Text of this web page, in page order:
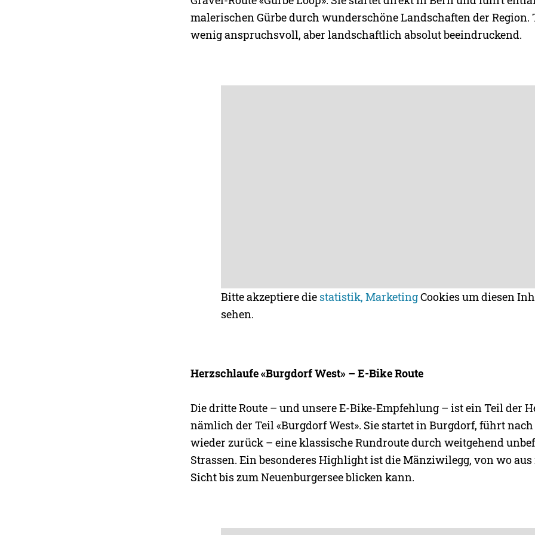
malerischen Gürbe durch wunderschöne Landschaften der Region.
wenig anspruchsvoll, aber landschaftlich absolut beeindruckend.
Bitte akzeptiere die statistik, MarketingCookies um diesen
sehen.
Herzschlaufe «Burgdorf West» – E-Bike Route
Die dritte Route – und unsere E-Bike-Empfehlung – ist ein Teil der
nämlich der Teil «Burgdorf West». Sie startet in Burgdorf, führt
wieder zurück – eine klassische Rundroute durch weitgehend
Strassen. Ein besonderes Highlight ist die Mänziwilegg, von wo aus
Sicht bis zum Neuenburgersee blicken kann.